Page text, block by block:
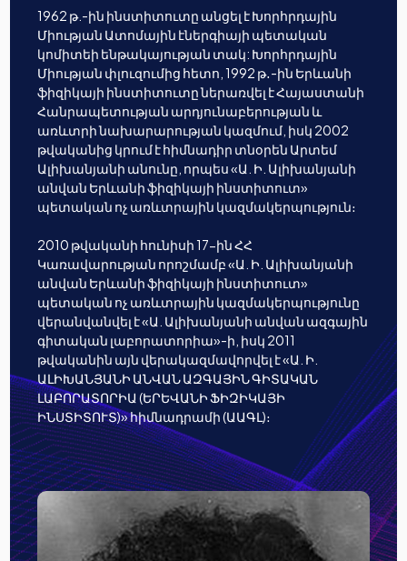
1962 թ.-ին ինստիտուտը անցել է Խորհրդային
Միության Ատոմային էներգիայի պետական
կոմիտեի ենթակայության տակ: Խորհրդային
Միության փլուզումից հետո, 1992 թ․-ին Երևանի
ֆիզիկայի ինստիտուտը ներառվել է Հայաստանի
Հանրապետության արդյունաբերության և
առևտրի նախարարության կազմում, իսկ 2002
թվականից կրում է հիմնադիր տնօրեն Արտեմ
Ալիխանյանի անունը, որպես «Ա. Ի. Ալիխանյանի
անվան Երևանի ֆիզիկայի ինստիտուտ»
պետական ոչ առևտրային կազմակերպություն։
2010 թվականի հունիսի 17-ին ՀՀ
Կառավարության որոշմամբ «Ա. Ի. Ալիխանյանի
անվան Երևանի ֆիզիկայի ինստիտուտ»
պետական ոչ առևտրային կազմակերպությունը
վերանվանվել է «Ա. Ալիխանյանի անվան ազգային
գիտական լաբորատորիա»-ի, իսկ 2011
թվականին այն վերակազմավորվել է «Ա. Ի.
ԱԼԻԽԱՆՅԱՆԻ ԱՆՎԱՆ ԱԶԳԱՅԻՆ ԳԻՏԱԿԱՆ
ԼԱԲՈՐԱՏՈՐԻԱ (ԵՐԵՎԱՆԻ ՖԻԶԻԿԱՅԻ
ԻՆՍՏԻՏՈՒՏ)» հիմնադրամի (ԱԱԳԼ)։